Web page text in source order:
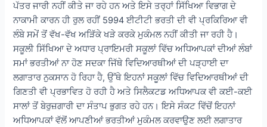
ਪੱਤਰ ਜਾਰੀ ਨਹੀਂ ਕੀਤੇ ਜਾ ਰਹੇ ਹਨ ਅਤੇ ਇਸੇ ਤਰ੍ਹਾਂ ਸਿੱਖਿਆ ਵਿਭਾਗ ਦੇ
ਨਾਕਾਮੀ ਕਾਰਨ ਹੀ ਰੁਲ ਰਹੀਂ 5994 ਈਟੀਟੀ ਭਰਤੀ ਦੀ ਵੀ ਪ੍ਰਕਿਰਿਆ ਵੀ
ਲੰਬੇ ਸਮੇਂ ਤੋਂ ਵੱਖ-ਵੱਖ ਅੜਿੱਕੇ ਖੜੇ ਕਰਕੇ ਮੁਕੰਮਲ ਨਹੀਂ ਕੀਤੀ ਜਾ ਰਹੀ ਹੈ।
ਸਕੂਲੀ ਸਿੱਖਿਆ ਦੇ ਅਧਾਰ ਪ੍ਰਾਇਮਰੀ ਸਕੂਲਾਂ ਵਿੱਚ ਅਧਿਆਪਕਾਂ ਦੀਆਂ ਲੰਬਾਂ
ਸਮਾਂ ਭਰਤੀਆਂ ਨਾ ਹੋਣ ਸਦਕਾ ਜਿੱਥੇ ਵਿਦਿਆਰਥੀਆਂ ਦੀ ਪੜ੍ਹਾਈ ਦਾ
ਲਗਾਤਾਰ ਨੁਕਸਾਨ ਹੋ ਰਿਹਾ ਹੈ, ਉੱਥੇ ਇਹਨਾਂ ਸਕੂਲਾਂ ਵਿੱਚ ਵਿਦਿਆਰਥੀਆਂ ਦੀ
ਗਿਣਤੀ ਵੀ ਪ੍ਰਭਾਵਿਤ ਹੋ ਰਹੀ ਹੈ ਅਤੇ ਸਿਲੈਕਟਡ ਅਧਿਆਪਕ ਵੀ ਕਈ-ਕਈ
ਸਾਲਾਂ ਤੋਂ ਬੇਰੁਜ਼ਗਾਰੀ ਦਾ ਸੰਤਾਪ ਭੁਗਤ ਰਹੇ ਹਨ। ਇਸੇ ਸੰਕਟ ਵਿੱਚੋਂ ਇਹਨਾਂ
ਅਧਿਆਪਕਾਂ ਵੱਲੋਂ ਆਪਣੀਆਂ ਭਰਤੀਆਂ ਮੁਕੰਮਲ ਕਰਵਾਉਣ ਲਈ ਲਗਾਤਾਰ